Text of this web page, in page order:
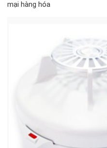
mại hàng hóa